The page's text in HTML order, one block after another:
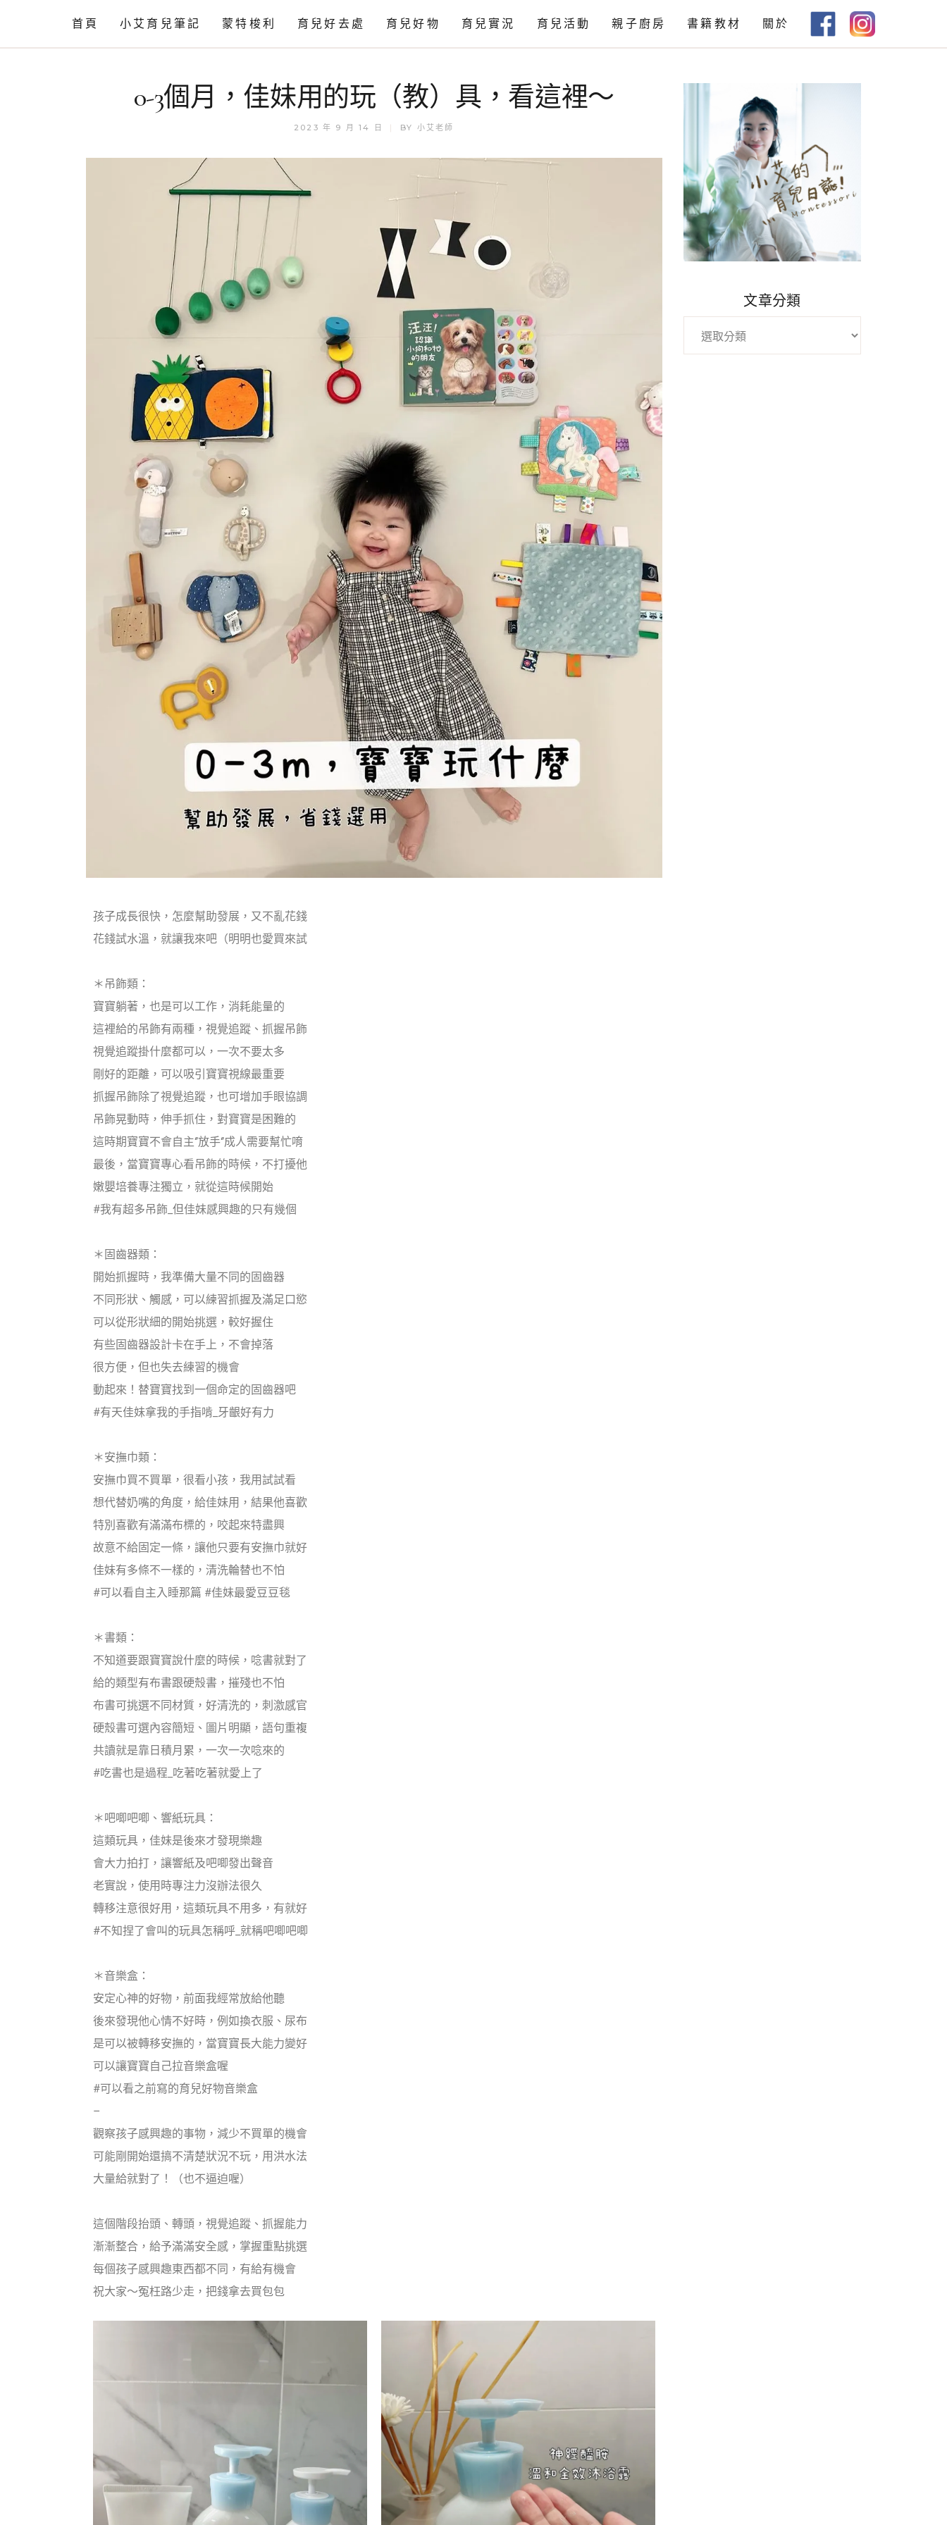
首頁 小艾育兒筆記
語言篇
育兒小技巧
蒙特梭利
相關知識
育兒好去處 育兒好物 育兒實況 育兒活動
科學
親子廚房 書籍教材 關於
0-3個月，佳妹用的玩（教）具，看這裡～
2023 年 9 月 14 日 BY 小艾老師
孩子成長很快，怎麼幫助發展，又不亂花錢
花錢試水溫，就讓我來吧（明明也愛買來試
＊吊飾類：
寶寶躺著，也是可以工作，消耗能量的
這裡給的吊飾有兩種，視覺追蹤、抓握吊飾
視覺追蹤掛什麼都可以，一次不要太多
剛好的距離，可以吸引寶寶視線最重要
抓握吊飾除了視覺追蹤，也可增加手眼協調
吊飾晃動時，伸手抓住，對寶寶是困難的
這時期寶寶不會自主‘’放手‘’成人需要幫忙唷
最後，當寶寶專心看吊飾的時候，不打擾他
嫩嬰培養專注獨立，就從這時候開始
#我有超多吊飾_但佳妹感興趣的只有幾個
＊固齒器類：
開始抓握時，我準備大量不同的固齒器
不同形狀、觸感，可以練習抓握及滿足口慾
可以從形狀細的開始挑選，較好握住
有些固齒器設計卡在手上，不會掉落
很方便，但也失去練習的機會
動起來！替寶寶找到一個命定的固齒器吧
#有天佳妹拿我的手指啃_牙齦好有力
＊安撫巾類：
安撫巾買不買單，很看小孩，我用試試看
想代替奶嘴的角度，給佳妹用，結果他喜歡
特別喜歡有滿滿布標的，咬起來特盡興
故意不給固定一條，讓他只要有安撫巾就好
佳妹有多條不一樣的，清洗輪替也不怕
#可以看自主入睡那篇 #佳妹最愛豆豆毯
＊書類：
不知道要跟寶寶說什麼的時候，唸書就對了
給的類型有布書跟硬殼書，摧殘也不怕
布書可挑選不同材質，好清洗的，刺激感官
硬殼書可選內容簡短、圖片明顯，語句重複
共讀就是靠日積月累，一次一次唸來的
#吃書也是過程_吃著吃著就愛上了
＊吧唧吧唧、響紙玩具：
這類玩具，佳妹是後來才發現樂趣
會大力拍打，讓響紙及吧唧發出聲音
老實說，使用時專注力沒辦法很久
轉移注意很好用，這類玩具不用多，有就好
#不知捏了會叫的玩具怎稱呼_就稱吧唧吧唧
＊音樂盒：
安定心神的好物，前面我經常放給他聽
後來發現他心情不好時，例如換衣服、尿布
是可以被轉移安撫的，當寶寶長大能力變好
可以讓寶寶自己拉音樂盒喔
#可以看之前寫的育兒好物音樂盒
–
觀察孩子感興趣的事物，減少不買單的機會
可能剛開始還搞不清楚狀況不玩，用洪水法
大量給就對了！（也不逼迫喔）
這個階段抬頭、轉頭，視覺追蹤、抓握能力
漸漸整合，給予滿滿安全感，掌握重點挑選
每個孩子感興趣東西都不同，有給有機會
祝大家～冤枉路少走，把錢拿去買包包
文章分類